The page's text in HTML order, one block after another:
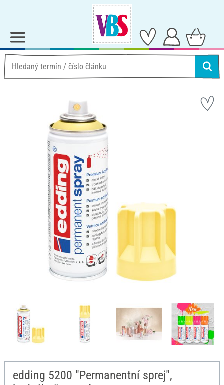
edding 5200 "Permanentní sprej",